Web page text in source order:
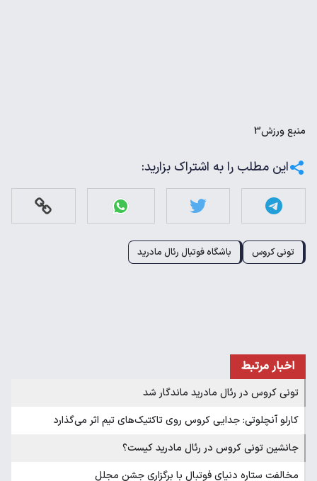
منبعورزش3
این مطلب را به اشتراک بزارید:
تونی کروس باشگاه فوتبال رئال مادرید
اخبار مرتبط
تونی کروس در رئال مادرید ماندگار شد
کارلو آنچلوتی: جدایی کروس روی تاکتیک‌های تیم اثر می‌گذارد
جانشین تونی کروس در رئال مادرید کیست؟
مخالفت ستاره دنیای فوتبال با برگزاری جشن مجلل